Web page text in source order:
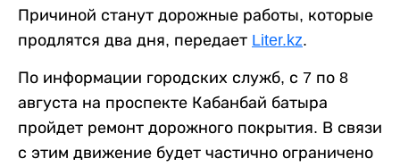
Причиной станут дорожные работы, которые
продлятся два дня, передает Liter.kz.
По информации городских служб, с 7 по 8
августа на проспекте Кабанбай батыра
пройдет ремонт дорожного покрытия. В связи
с этим движение будет частично ограничено